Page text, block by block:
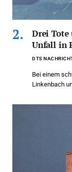
Drei Tote
Unfall in
DTS
Bei einem
Linkenbach